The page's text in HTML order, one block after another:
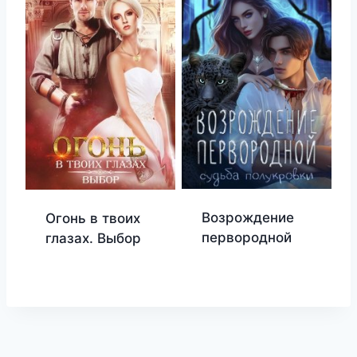
Огонь в твоих
глазах. Выбор
Возрождение
первородной